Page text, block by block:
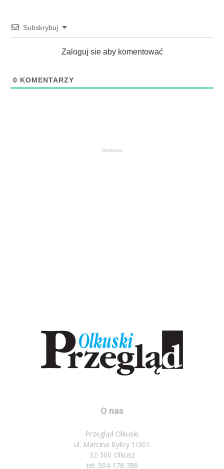
Subskrybuj
Zaloguj sie aby komentować
0 KOMENTARZY
Reklama
O nas
Przegląd Olkuski
ul. Marcina Bylicy 1/301
32-300 Olkusz
tel: 504 178 786